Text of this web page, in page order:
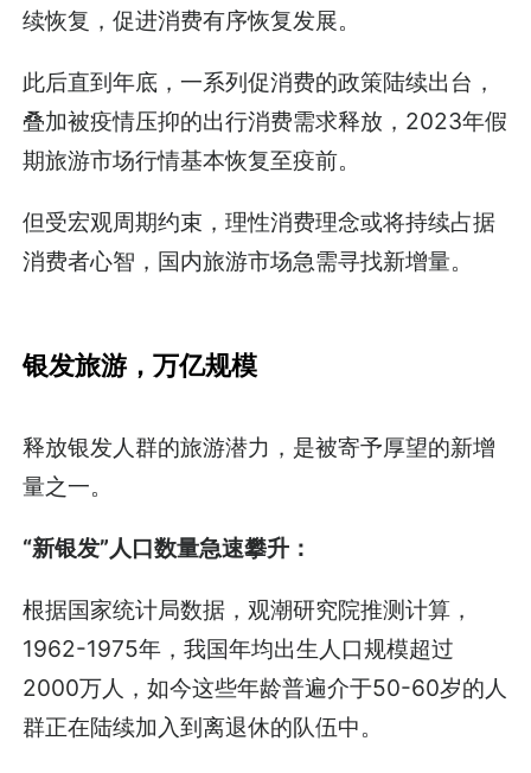
续恢复，促进消费有序恢复发展。
此后直到年底，一系列促消费的政策陆续出台，
叠加被疫情压抑的出行消费需求释放，2023年假
期旅游市场行情基本恢复至疫前。
但受宏观周期约束，理性消费理念或将持续占据
消费者心智，国内旅游市场急需寻找新增量。
银发旅游，万亿规模
释放银发人群的旅游潜力，是被寄予厚望的新增
量之一。
“新银发”人口数量急速攀升：
根据国家统计局数据，观潮研究院推测计算，
1962-1975年，我国年均出生人口规模超过
2000万人，如今这些年龄普遍介于50-60岁的人
群正在陆续加入到离退休的队伍中。